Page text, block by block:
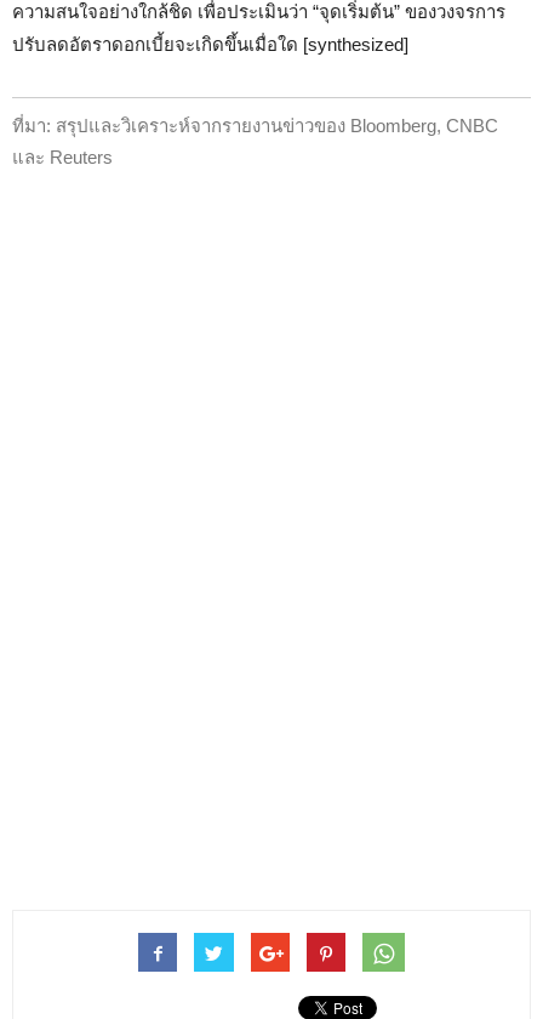
ความสนใจอย่างใกล้ชิด เพื่อประเมินว่า “จุดเริ่มต้น” ของวงจรการ
ปรับลดอัตราดอกเบี้ยจะเกิดขึ้นเมื่อใด [synthesized]
ที่มา: สรุปและวิเคราะห์จากรายงานข่าวของ Bloomberg, CNBC
และ Reuters